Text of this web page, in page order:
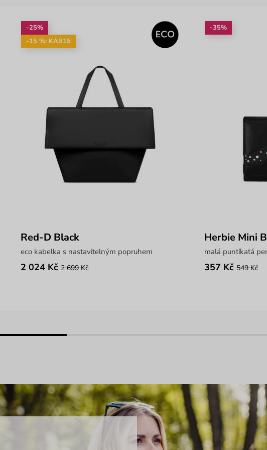
-25%
-15 %: KAB15
Red-D Black
eco kabelka s nastavitelným popruhem
2 024 Kč 2 699 Kč
-35%
Herbie Mini
malá puntíkatá
357 Kč 549 Kč